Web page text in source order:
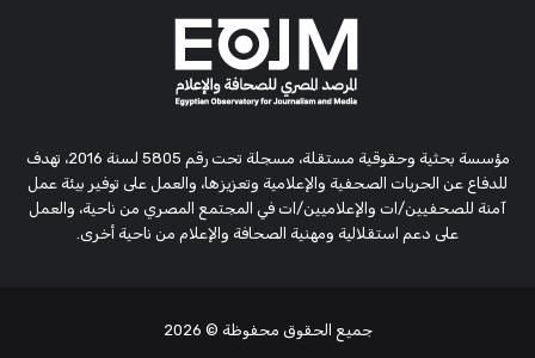
مؤسسة بحثية وحقوقية مستقلة، مسجلة تحت رقم 5805 لسنة 2016، تهدف
للدفاع عن الحريات الصحفية والإعلامية وتعزيزها، والعمل على توفير بيئة عمل
آمنة للصحفيين/ات والإعلاميين/ات في المجتمع المصري من ناحية، والعمل
على دعم استقلالية ومهنية الصحافة والإعلام من ناحية أخرى.
جميع الحقوق محفوظة © 2026